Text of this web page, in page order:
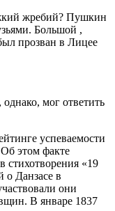
жребий? Пушкин
Большой ,
прозван в Лицее
мог ответить
успеваемости
этом факте
«19
о Данзасе в
они
В январе 1837